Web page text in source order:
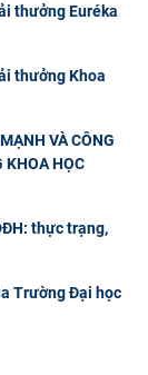
thưởng Euréka
thưởng Khoa
VÀ CÔNG
KHOA HỌC
thực trạng,
Trường Đại học